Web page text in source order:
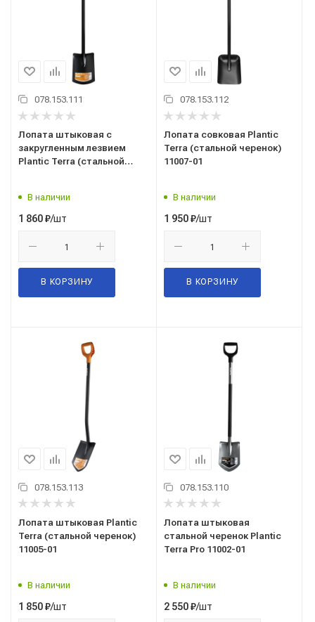
078.153.111
Лопата штыковая с
закругленным лезвием
Plantic Terra (стальной
В наличии
1 860₽/шт
В КОРЗИНУ
078.153.112
Лопата совковая Plantic
Terra (стальной черенок)
11007-01
В наличии
1 950₽/шт
В КОРЗИНУ
078.153.113
Лопата штыковая Plantic
Terra (стальной черенок)
11005-01
В наличии
1 850₽/шт
078.153.110
Лопата штыковая
стальной черенок Plantic
Terra Pro 11002-01
В наличии
2 550₽/шт